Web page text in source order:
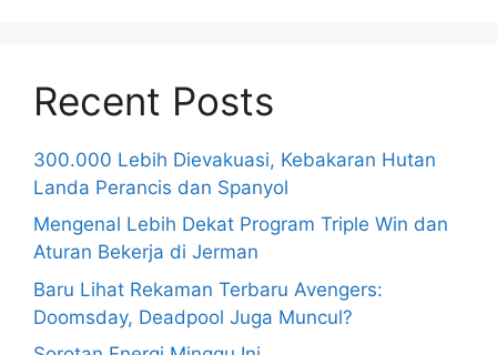
Recent Posts
300.000 Lebih Dievakuasi, Kebakaran Hutan
Landa Perancis dan Spanyol
Mengenal Lebih Dekat Program Triple Win dan
Aturan Bekerja di Jerman
Baru Lihat Rekaman Terbaru Avengers:
Doomsday, Deadpool Juga Muncul?